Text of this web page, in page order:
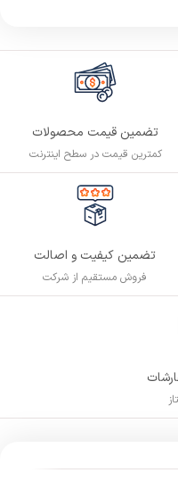
تضمین قیمت محصولات
کمترین قیمت در سطح اینترنت
تضمین کیفیت و اصالت
فروش مستقیم از شرکت